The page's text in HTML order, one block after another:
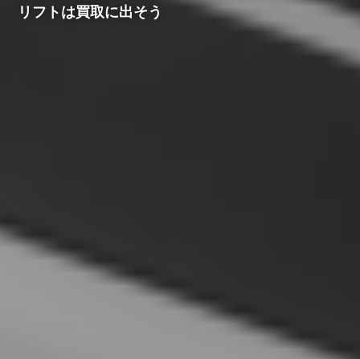
リフトは買取に出そう